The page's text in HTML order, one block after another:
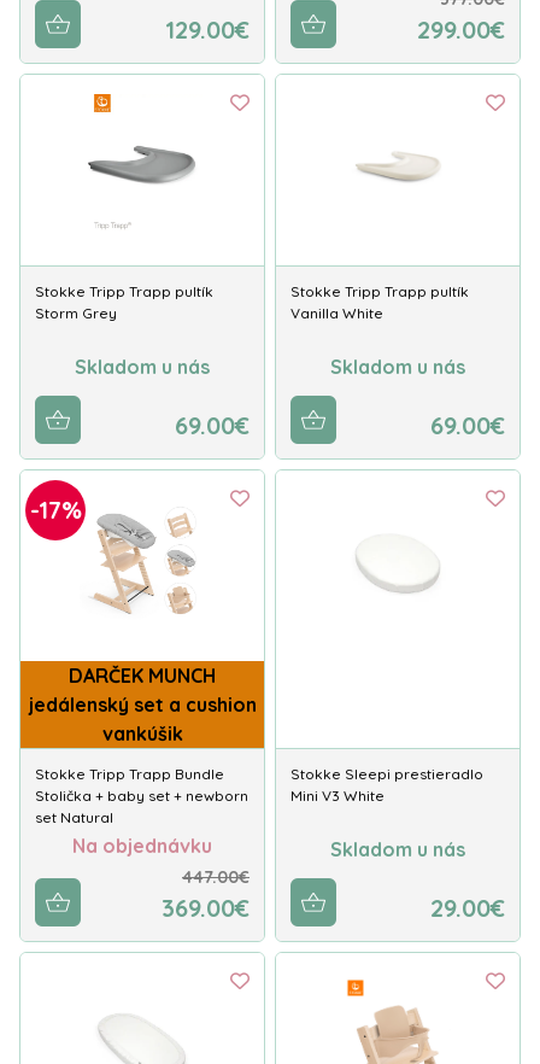
129.00€ 299.00€
Stokke Tripp Trapp pultík
Storm Grey
Skladom u nás
69.00€
Stokke Tripp Trapp pultík
Vanilla White
Skladom u nás
69.00€
-17%
DARČEK MUNCH
jedálenský set a cushion
vankúšik
Stokke Tripp Trapp Bundle
Stolička + baby set + newborn
set Natural
Na objednávku
447.00€
369.00€
Stokke Sleepi prestieradlo
Mini V3 White
Skladom u nás
29.00€